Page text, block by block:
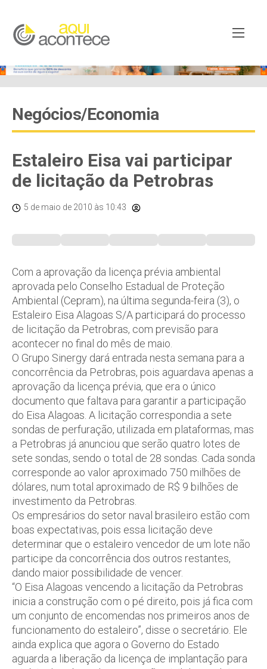
Negócios/Economia
Estaleiro Eisa vai participar
de licitação da Petrobras
5 de maio de 2010 às 10:43
Com a aprovação da licença prévia ambiental
aprovada pelo Conselho Estadual de Proteção
Ambiental (Cepram), na última segunda-feira (3), o
Estaleiro Eisa Alagoas S/A participará do processo
de licitação da Petrobras, com previsão para
acontecer no final do mês de maio.
O Grupo Sinergy dará entrada nesta semana para a
concorrência da Petrobras, pois aguardava apenas a
aprovação da licença prévia, que era o único
documento que faltava para garantir a participação
do Eisa Alagoas. A licitação correspondia a sete
sondas de perfuração, utilizada em plataformas, mas
a Petrobras já anunciou que serão quatro lotes de
sete sondas, sendo o total de 28 sondas. Cada sonda
corresponde ao valor aproximado 750 milhões de
dólares, num total aproximado de R$ 9 bilhões de
investimento da Petrobras.
Os empresários do setor naval brasileiro estão com
boas expectativas, pois essa licitação deve
determinar que o estaleiro vencedor de um lote não
participe da concorrência dos outros restantes,
dando maior possibilidade de vencer.
“O Eisa Alagoas vencendo a licitação da Petrobras
inicia a construção com o pé direito, pois já fica com
um conjunto de encomendas nos primeiros anos de
funcionamento do estaleiro”, disse o secretário. Ele
ainda explica que agora o Governo do Estado
aguarda a liberação da licença de implantação para